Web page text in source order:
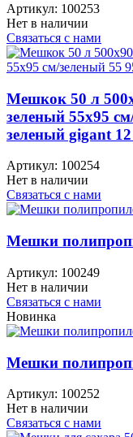
Артикул: 100253
Нет в наличии
Связаться с нами
Мешкок 50 л
зеленый 55x95
зеленый gigant
Артикул: 100254
Нет в наличии
Связаться с нами
Мешки
Артикул: 100249
Нет в наличии
Связаться с нами
Новинка
Мешки
Артикул: 100252
Нет в наличии
Связаться с нами